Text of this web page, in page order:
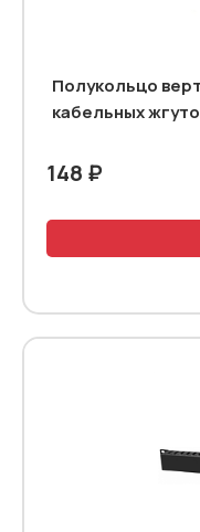
Полукольцо
кабельных
148 ₽